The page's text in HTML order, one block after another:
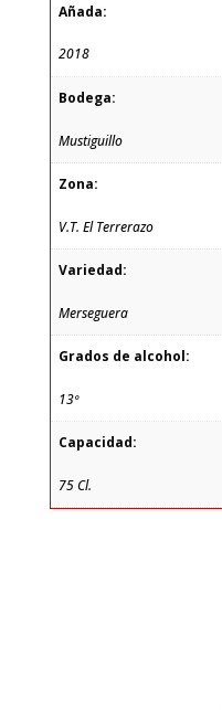
Añada:
2018
Bodega:
Mustiguillo
Zona:
V.T. El Terrerazo
Variedad:
Merseguera
Grados de alcohol:
13º
Capacidad:
75 Cl.